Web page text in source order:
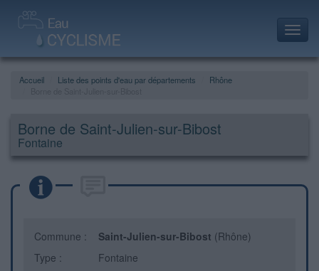
Accueil Liste des points d'eau par départements
Rhône
Borne de Saint-Julien-sur-Bibost
Fontaine
Commune : Saint-Julien-sur-Bibost (Rhône)
Type :
Fontaine